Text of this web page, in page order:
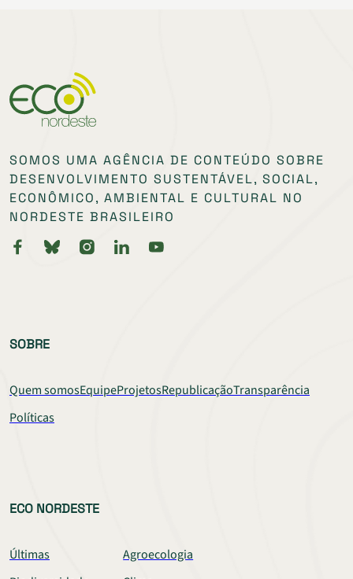
SOMOS UMA AGÊNCIA DE CONTEÚDO SOBRE
DESENVOLVIMENTO SUSTENTÁVEL, SOCIAL,
ECONÔMICO, AMBIENTAL E CULTURAL NO
NORDESTE BRASILEIRO
SOBRE
Quem somosEquipeProjetosRepublicaçãoTransparência
Políticas
ECO NORDESTE
Últimas
Agroecologia